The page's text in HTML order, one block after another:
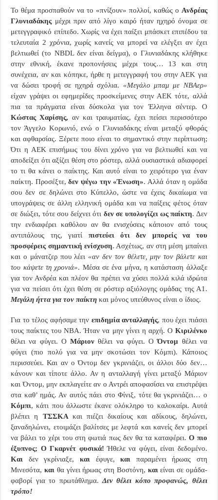
Το θέμα προσπαθούν να το «πνίξουν» πολλοί, καθώς ο Ανδρέας
Γλυνιαδάκηςμέχρι πριν από λίγο καιρό ήταν ηχηρό όνομα σε
μετεγγραφικό επίπεδο. Χωρίς να έχει παίξει μπάσκετ επιπέδου τα
τελευταία 2 χρόνια, χωρίς κανείς να μπορεί να ελέγξει αν έχει
βελτιωθεί (το NBDLδεν είναι δείγμα), ο Γλυνιαδάκης κλήθηκε
στην εθνική, έκανε προπονήσεις μέχρι τους… 13 και στη
συνέχεια, αν και κόπηκε, ήρθε η μετεγγραφή του στην ΑΕΚ για
να δώσει τροφή σε ηχηρά σχόλια. «Μεγάλο μπαμ με NBAερ»
είχαν γράψει οι εφημερίδες προσκείμενες στην ΑΕΚ τότε, αλλά
πια τα πράγματα είναι δύσκολα για τον Έλληνα σέντερ. Ο
Κώστας Χαρίσης, αν και τραυματίας, έχει πείσει περισσότερο
τον Άγγελο Κορωνιό, ενώ ο Γλυνιαδάκης είναι μεταξύ φθοράς
και αφθαρσίας. Ξέρετε ποιο είναι το σημαντικό στην περίπτωση;
Ότι η ΑΕΚ επισήμως του δίνει χρόνο για να βελτιωθεί και να
αποδείξει ότι αξίζει θέση στο ρόστερ, αλλά ουσιαστικά αδιαφορεί
το τι θα κάνει ο παίκτης. Και αυτό είναι το χειρότερο για έναν
παίκτη. Προσέξτε,δεν ψέγω την «Ένωση». Αλλά όταν η ομάδα
σου δεν σε δηλώνει στο Κύπελλο, ώστε να έχεις δικαίωμα να
υπογράψεις σε άλλη ελληνική ομάδα και να παίξεις φέτος όταν
σε διώξει, τότε σου δείχνει ότι δεν σε υπολογίζει ως παίκτη. Δεν
την ενδιαφέρει καθόλου αν θα ενισχύσεις κάποιον από τους
αντιπάλους της, γιατί πιστεύει ότι δεν μπορείς να του
προσφέρεις σημαντική ενίσχυση. Ασχέτως, αν στη μέση μπαίνει
και ο μάνατζερ που λέει «αν δεν τον θέλετε, μην τον βάλετε και
του κάψετε τη χρονιά». Μέσα σε ένα μήνα, η κατάσταση άλλαξε
για τον Ανδρέα και πλέον θα πρέπει να χύσει πολλά κιλά ιδρώτα
για να πείσει ότι έχει θέση σε ρόστερ αξιόλογης ομάδας της Α1.
Μεγάλη ήττα για τον παίκτη και μόνος υπεύθυνος είναι ο ίδιος.
Για το τέλος αφήσαμε την επιδημία ανταλλαγής, που έχει πιάσει
τους παίκτες τουNBA. Ήταν να μην γίνει η αρχή. Ο Κιριλένκο
θέλει να φύγει. ΟΜάριονθέλει να φύγει. ΟΌντομ θέλει να
φύγει (πιο πολύ για να μην σκοτώσει τον Κόμπι). Κάποιος
περισσεύει. Και αν ο Όντομ δεν γκρινιάζει, οι άλλοι δύο δεν…
κάνουν και τίποτε άλλο. Αν η ανταλλαγή γίνει μεταξύ Μάριον
και Όντομ, μην εκπλαγείτε αν ο Αντρέι αποφασίσει να επιστρέψει
στα καθ’ ημάς. Αν αυτός πάει στο Φίνιξ, τότε θα γκρινιάζει… ο
Κόμπι, κάτι που άλλωστε έκανε ολόκληρο το καλοκαίρι. Αυτά
βλέπει η ΤΣΣΚΑ και πιέζει δικαίους και αδίκους, δηλώνει,
ξαναδηλώνει, ετοιμάζει βαλίτσες με λεφτά και κανείς δεν μπορεί
να βάλει το χέρι του στη φωτιά πως δεν θα τα καταφέρει. Ο πιο
έξυπνος; Ο Γκαρνέτ φυσικά!Ήθελε να φύγει, είναι δεδομένο.
Και δεν γκρίνιαξε, και έφυγε,και παραμένει ήρωας στη
Μινεσότα, και θα γίνει ήρωας στη Βοστόνη, καιείναι σε ομάδα-
φαβορί για το πρωτάθλημα. Δεν θέλει κόπο προφανώς, θέλει
τρόπο!